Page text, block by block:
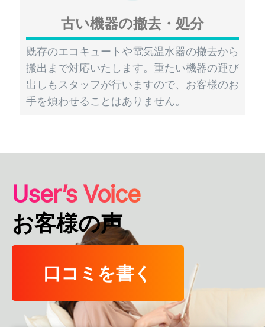
古い機器の撤去・処分
既存のエコキュートや電気温水器の撤去から
搬出まで対応いたします。重たい機器の運び
出しもスタッフが行いますので、お客様のお
手を煩わせることはありません。
User’s Voice
お客様の声
口コミを書く